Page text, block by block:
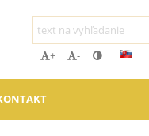
+ -